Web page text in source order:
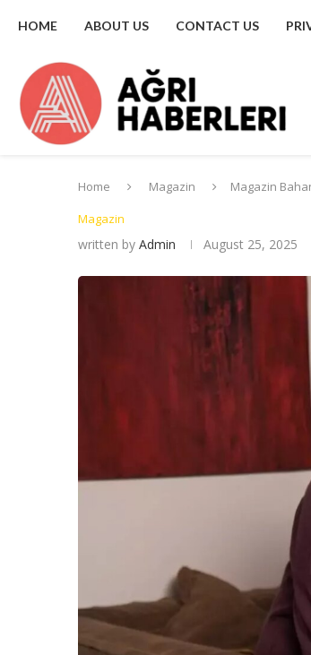
HOME ABOUT US CONTACT US
Home Magazin
Magazin
Magazin
written by Admin August 25, 2025